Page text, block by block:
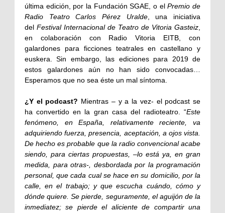
última edición, por la Fundación SGAE, o elPremio de
Radio Teatro Carlos Pérez Uralde, una iniciativa
del Festival Internacional de Teatro de Vitoria Gasteiz,
en colaboración con Radio Vitoria EITB, con
galardones para ficciones teatrales en castellano y
euskera. Sin embargo, las ediciones para 2019 de
estos galardones aún no han sido convocadas…
Esperamos que no sea éste un mal síntoma.
¿Y el podcast? Mientras – y a la vez- el podcast se
ha convertido en la gran casa del radioteatro. “Este
fenómeno, en España, relativamente reciente, va
adquiriendo fuerza, presencia, aceptación, a ojos vista.
De hecho es probable que la radio convencional acabe
siendo, para ciertas propuestas, –lo está ya, en gran
medida, para otras-, desbordada por la programación
personal, que cada cual se hace en su domicilio, por la
calle, en el trabajo; y que escucha cuándo, cómo y
dónde quiere. Se pierde, seguramente, el aguijón de la
inmediatez; se pierde el aliciente de compartir una